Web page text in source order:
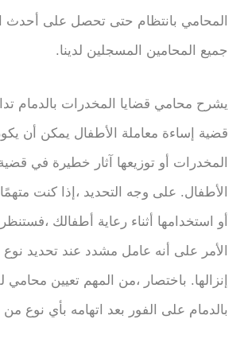
المحامي بانتظام حتى تحصل على أحدث
جميع المحامين المسجلين لدينا.
يشرح محامي قضايا المخدرات بالدمام
قضية إساءة معاملة الأطفال يمكن أن
المخدرات أو توزيعها آثار خطيرة في
الأطفال. على وجه التحديد ،إذا كنت
أو استخدامها أثناء رعاية أطفالك
الأمر على أنه عامل مشدد عند تحديد
إنزالها. باختصار ،من المهم تعيين محامي
بالدمام على الفور بعد اتهامه بأي نوع